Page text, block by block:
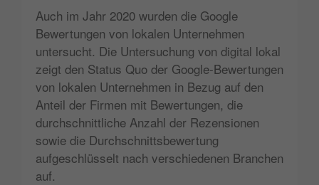
Auch im Jahr 2020 wurden die Google
Bewertungen von lokalen Unternehmen
untersucht. Die Untersuchung von digital lokal
zeigt den Status Quo der Google-Bewertungen
von lokalen Unternehmen in Bezug auf den
Anteil der Firmen mit Bewertungen, die
durchschnittliche Anzahl der Rezensionen
sowie die Durchschnittsbewertung
aufgeschlüsselt nach verschiedenen Branchen
auf.